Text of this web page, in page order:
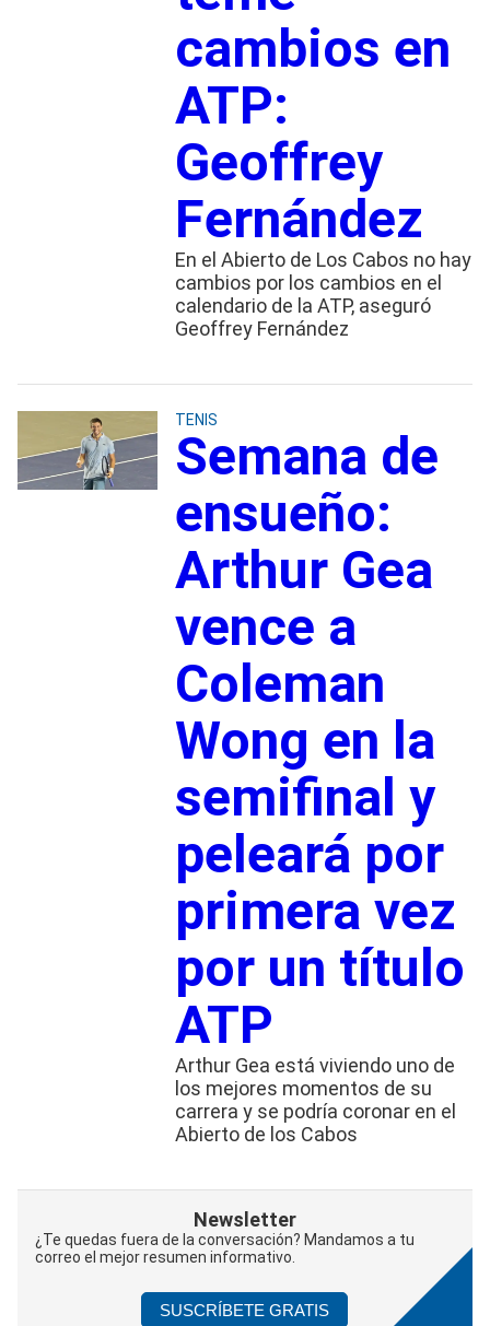
cambios en
ATP:
Geoffrey
Fernández
En el Abierto de Los Cabos no hay
cambios por los cambios en el
calendario de la ATP, aseguró
Geoffrey Fernández
TENIS
Semana de
ensueño:
Arthur Gea
vence a
Coleman
Wong en la
semifinal y
peleará por
primera vez
por un título
ATP
Arthur Gea está viviendo uno de
los mejores momentos de su
carrera y se podría coronar en el
Abierto de los Cabos
Newsletter
¿Te quedas fuera de la conversación? Mandamos a tu
correo el mejor resumen informativo.
SUSCRÍBETE GRATIS